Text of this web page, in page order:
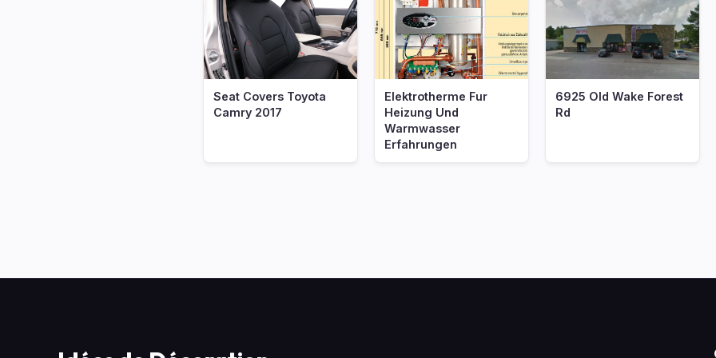
Seat Covers Toyota
Camry 2017
Elektrotherme Fur
Heizung Und
Warmwasser
Erfahrungen
6925 Old Wake Forest
Rd